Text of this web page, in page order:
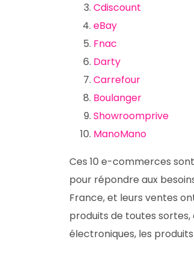
Cdiscount
eBay
Fnac
Darty
Carrefour
Boulanger
Showroomprive
ManoMano
Ces 10 e-commerces
pour répondre aux
France, et leurs ventes
produits de toutes
électroniques, les